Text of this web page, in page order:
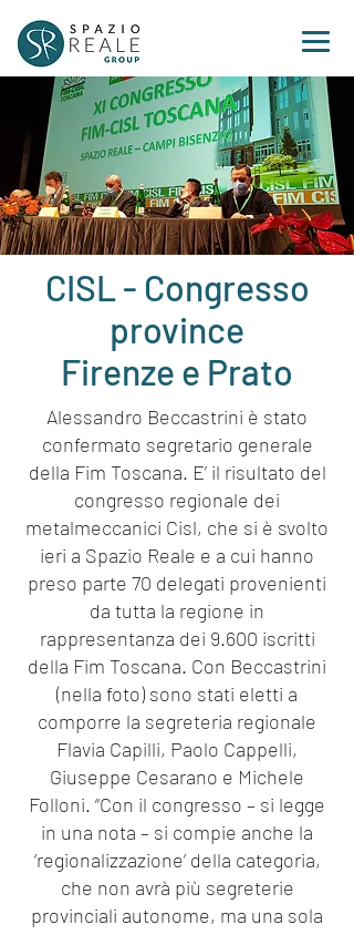
CISL - Congresso
province
Firenze e Prato
Alessandro Beccastrini è stato
confermato segretario generale
della Fim Toscana. E’ il risultato del
congresso regionale dei
metalmeccanici Cisl, che si è svolto
ieri a Spazio Reale e a cui hanno
preso parte 70 delegati provenienti
da tutta la regione in
rappresentanza dei 9.600 iscritti
della Fim Toscana. Con Beccastrini
(nella foto) sono stati eletti a
comporre la segreteria regionale
Flavia Capilli, Paolo Cappelli,
Giuseppe Cesarano e Michele
Folloni. “Con il congresso – si legge
in una nota – si compie anche la
‘regionalizzazione’ della categoria,
che non avrà più segreterie
provinciali autonome, ma una sola